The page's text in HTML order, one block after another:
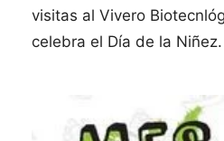
visitas al Vivero
celebra el Día de la Niñez.